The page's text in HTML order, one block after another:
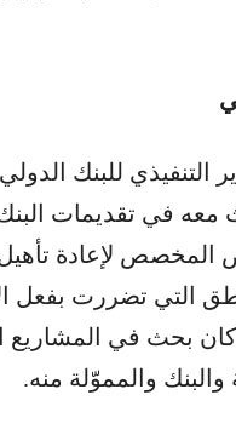
التنفيذي للبنك
معه في تقديمات
المخصص لإعادة تأهيل
التي تضررت بفعل
كان بحث في المشاريع
والبنك والمموّلة منه.